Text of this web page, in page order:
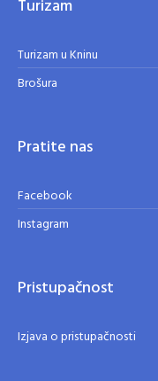
Turizam
Turizam u Kninu
Brošura
Pratite nas
Facebook
Instagram
Pristupačnost
Izjava o pristupačnosti